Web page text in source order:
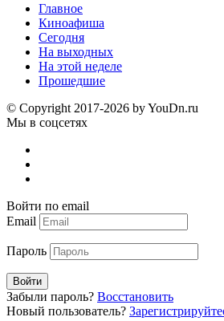
Главное
Киноафиша
Сегодня
На выходных
На этой неделе
Прошедшие
© Copyright 2017-2026 by YouDn.ru
Мы в соцсетях
Войти по email
Email
Пароль
Войти
Забыли пароль? Восстановить
Новый пользователь?